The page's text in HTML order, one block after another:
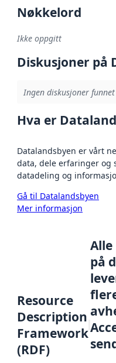
Nøkkelord
Ikke oppgitt
Diskusjoner på
Ingen diskusjoner funnet
Hva er
Datalandsbyen er vårt
data, dele erfaringer og
datadeling og
Gå til Datalandsbyen
Mer informasjon
Resource
Description
Framework
(RDF)
Alle
på